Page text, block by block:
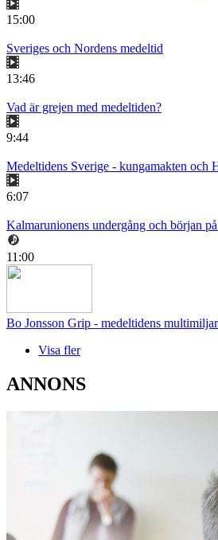
15:00
Sveriges och Nordens medeltid
13:46
Vad är grejen med medeltiden?
9:44
Medeltidens Sverige - kungamakten och
6:07
Kalmarunionens undergång och början
11:00
Bo Jonsson Grip - medeltidens
Visa fler
ANNONS